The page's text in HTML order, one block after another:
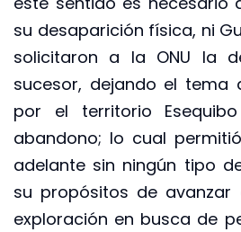
su desaparición física, ni
solicitaron a la ONU la
sucesor, dejando el tema
por el territorio
abandono; lo cual
adelante sin ningún tipo
su propósitos de
exploración en busca de